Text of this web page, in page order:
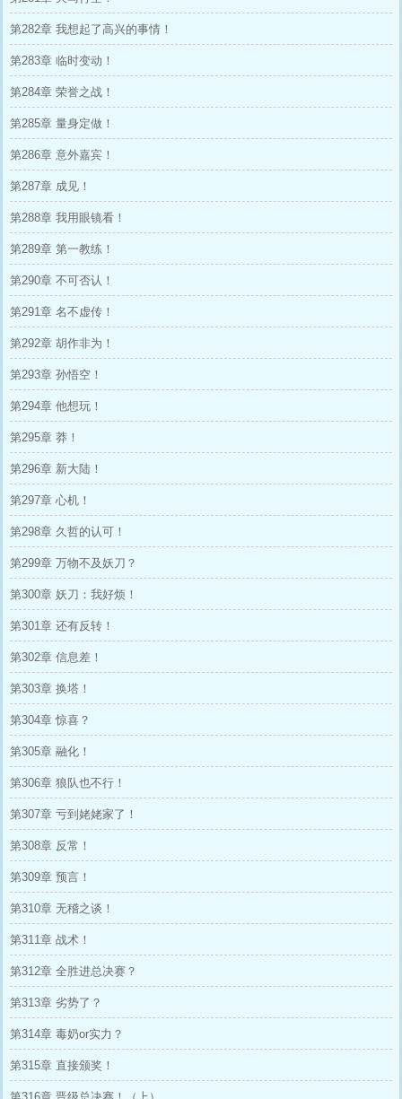
第282章 我想起了高兴的事情！
第283章 临时变动！
第284章 荣誉之战！
第285章 量身定做！
第286章 意外嘉宾！
第287章 成见！
第288章 我用眼镜看！
第289章 第一教练！
第290章 不可否认！
第291章 名不虚传！
第292章 胡作非为！
第293章 孙悟空！
第294章 他想玩！
第295章 莽！
第296章 新大陆！
第297章 心机！
第298章 久哲的认可！
第299章 万物不及妖刀？
第300章 妖刀：我好烦！
第301章 还有反转！
第302章 信息差！
第303章 换塔！
第304章 惊喜？
第305章 融化！
第306章 狼队也不行！
第307章 亏到姥姥家了！
第308章 反常！
第309章 预言！
第310章 无稽之谈！
第311章 战术！
第312章 全胜进总决赛？
第313章 劣势了？
第314章 毒奶or实力？
第315章 直接颁奖！